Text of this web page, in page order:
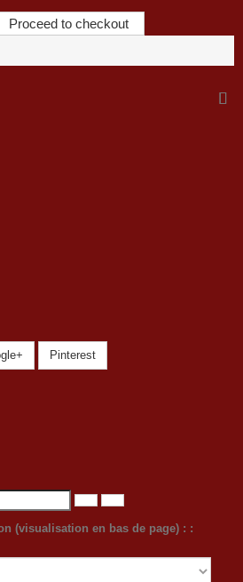
Proceed to checkout
Pinterest
(visualisation en bas de page) : :